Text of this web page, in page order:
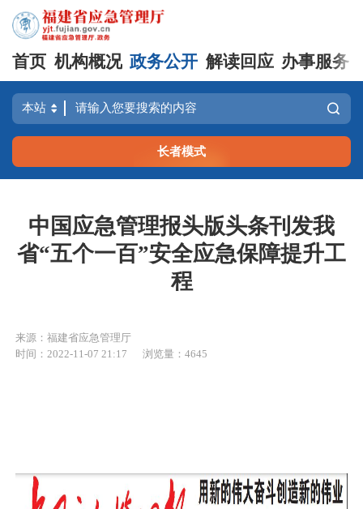
首页 机构概况 政务公开 解读回应 办事服务
长者模式
中国应急管理报头版头条刊发我
省“五个一百”安全应急保障提升工
程
来源：福建省应急管理厅
时间：2022-11-07 21:17
浏览量：4645